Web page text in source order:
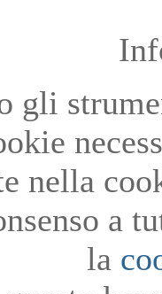
gli
nella
a
la